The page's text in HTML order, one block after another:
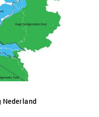
Nederland